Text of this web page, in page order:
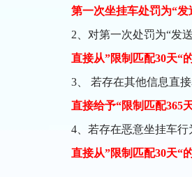
第一次坐挂车处罚为“发
2、对第一次处罚为“发
直接从”限制匹配30天“
3、 若存在其他信息直
直接给予“限制匹配365
4、若存在恶意坐挂车
直接从”限制匹配30天“